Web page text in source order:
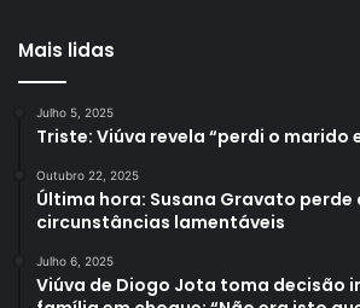
Mais lidas
Julho 5, 2025
Triste: Viúva revela “perdi o marido
Outubro 22, 2025
Última hora: Susana Gravato perde
circunstâncias lamentáveis
Julho 6, 2025
Viúva de Diogo Jota toma decisão